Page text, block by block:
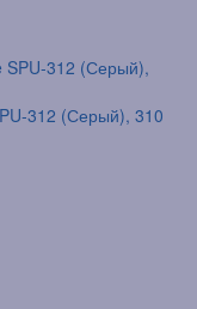
312 (Серый), 310